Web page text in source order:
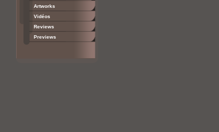
Artworks
Vidéos
Reviews
Previews